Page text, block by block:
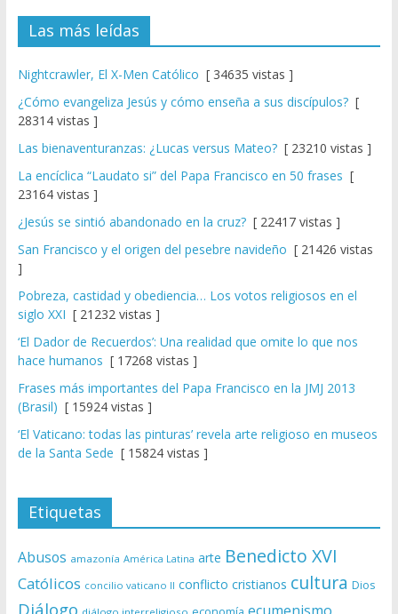
Las más leídas
Nightcrawler, El X-Men Católico [ 34635 vistas ]
¿Cómo evangeliza Jesús y cómo enseña a sus discípulos?[
28314 vistas ]
Las bienaventuranzas: ¿Lucas versus Mateo?[ 23210 vistas ]
La encíclica “Laudato si” del Papa Francisco en 50 frases [
23164 vistas ]
¿Jesús se sintió abandonado en la cruz?[ 22417 vistas ]
San Francisco y el origen del pesebre navideño [ 21426 vistas
]
Pobreza, castidad y obediencia… Los votos religiosos en el
siglo XXI [ 21232 vistas ]
‘El Dador de Recuerdos’: Una realidad que omite lo que nos
hace humanos [ 17268 vistas ]
Frases más importantes del Papa Francisco en la JMJ 2013
(Brasil) [ 15924 vistas ]
‘El Vaticano: todas las pinturas’ revela arte religioso en museos
de la Santa Sede [ 15824 vistas ]
Etiquetas
Abusos amazonía América Latina arte Benedicto XVI
Católicos concilio vaticano II conflicto cristianos cultura Dios
Diálogo